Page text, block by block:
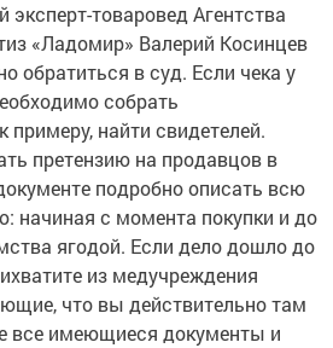
эксперт-товаровед Агентства
«Ладомир» Валерий Косинцев
обратиться в суд. Если чека у
собрать
примеру, найти свидетелей.
претензию на продавцов в
подробно описать всю
начиная с момента покупки и до
ягодой. Если дело дошло до
из медучреждения
что вы действительно там
все имеющиеся документы и